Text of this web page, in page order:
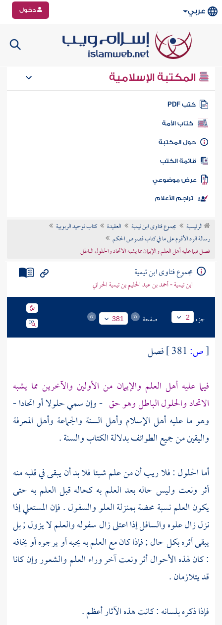
عربي دخول
المكتبة الإسلامية
كتب PDF
كتاب الأمة
المكتبة
الكتب
موضوعي
تراجم الأعلام
الرئيسية مجموع فتاوى ابن تيمية العقيدة
كتاب توحيد الربوبية
رسالة الرد الأقوم على ما في كتاب فصوص الحكم
فصل فيما عليه أهل العلم والإيمان مما يشبه الاتحاد والحلول الباطل
مجموع فتاوى ابن تيمية
ابن تيمية - أحمد بن عبد الحليم بن تيمية الحراني
جزء 2 صفحة 381
[ص:
فصل
فيما عليه أهل العلم والإيمان من الأولين والآخرين مما يشبه
الاتحاد والحلول الباطل وهو حق - وإن سمي حلولا أو اتحادا -
وهو ما عليه أهل الإسلام وأهل السنة والجماعة وأهل المعرفة
واليقين من جميع الطوائف بدلالة الكتاب والسنة .
أما الحلول : فلا ريب أن من علم شيئا فلا بد أن يبقى في قلبه منه
أثر ونعت وليس حاله بعد العلم به كحاله قبل العلم به حتى
يكون العلم نسبة محضة بمنزلة العلو والسفول . فإن المستعلي إذا
نزل زال علوه والسافل إذا اعتلى زال سفوله والعلم لا يزول ; بل
يبقى أثره بكل حال ; فإذا كان مع العلم به يحبه أو يرجوه أو يخافه
: كان لهذه الأحوال أثر ونعت آخر وراء العلم والشعور وإن كانا
قد يتلازمان .
فإذا ذكره بلسانه : كانت هذه الآثار أعظم .